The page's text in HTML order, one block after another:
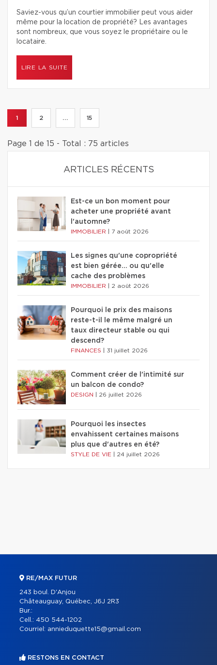
Saviez-vous qu’un courtier immobilier peut vous aider
même pour la location de propriété? Les avantages
sont nombreux, que vous soyez le propriétaire ou le
locataire.
LIRE LA SUITE
1 2 ... 15
Page 1 de 15 - Total : 75 articles
ARTICLES RÉCENTS
Est-ce un bon moment pour
acheter une propriété avant
l'automne?
IMMOBILIER 7 août 2026
Les signes qu'une copropriété
est bien gérée… ou qu'elle
cache des problèmes
IMMOBILIER 2 août 2026
Pourquoi le prix des maisons
reste-t-il le même malgré un
taux directeur stable ou qui
descend?
FINANCES 31 juillet 2026
Comment créer de l'intimité sur
un balcon de condo?
DESIGN 26 juillet 2026
Pourquoi les insectes
envahissent certaines maisons
plus que d'autres en été?
STYLE DE VIE 24 juillet 2026
RE/MAX FUTUR
243 boul. D'Anjou
Châteauguay, Québec, J6J 2R3
Bur.:
Cell.: 450 544-1202
Courriel: annieduquette15@gmail.com
RESTONS EN CONTACT